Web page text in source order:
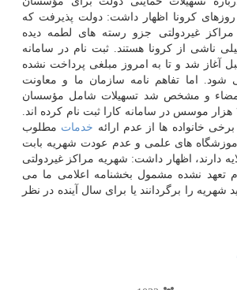
کرونا اظهار داشت: دولت پذیرفت که
غیردولتی جزو رسته های لطمه دیده
ناشی از کرونا هستند. ثبت نام در سامانه
آغاز شد و تا به امروز مبلغی پرداخت نشده
اما تفاهم نامه سازمان ما و معاونت
امضاء و مشخص شد تسهیلات شامل مؤسسان
می شود. تا امروز ۲۲ هزار موسس در سامانه کارا ثبت نام کرده اند.
خانواده ها از عدم ارائه خدمات مطلوب
های علمی و عدم عودت شهریه بابت
دارند، اظهار داشت: شهریه مراکز غیردولتی
تعهد نشده مشمول بخشنامه اعلامی ما می
شهریه را برگردانند یا برای سال آینده در نظر